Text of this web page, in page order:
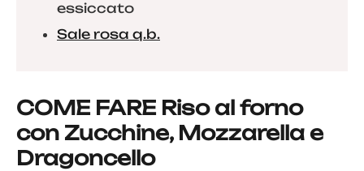
essiccato
Sale rosa q.b.
COME FARE Riso al forno
con Zucchine, Mozzarella e
Dragoncello